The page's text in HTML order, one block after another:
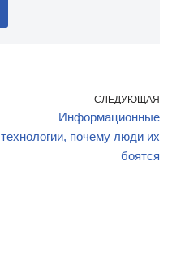
СЛЕДУЮЩАЯ
Информационные
технологии, почему люди их
боятся